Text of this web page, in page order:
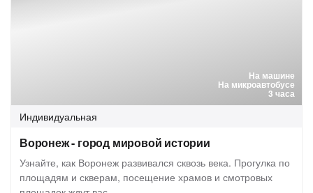
На машине
На микроавтобусе
3 часа
Индивидуальная
Воронеж - город мировой истории
Узнайте, как Воронеж развивался сквозь века. Прогулка по
площадям и скверам, посещение храмов и смотровых